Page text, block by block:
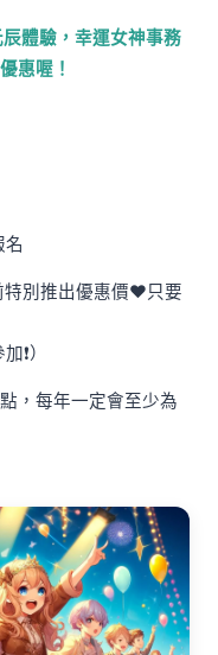
體驗，幸運女神事務
惠喔！
名
特別推出優惠價❤️只要
❗️）
，每年一定會至少為